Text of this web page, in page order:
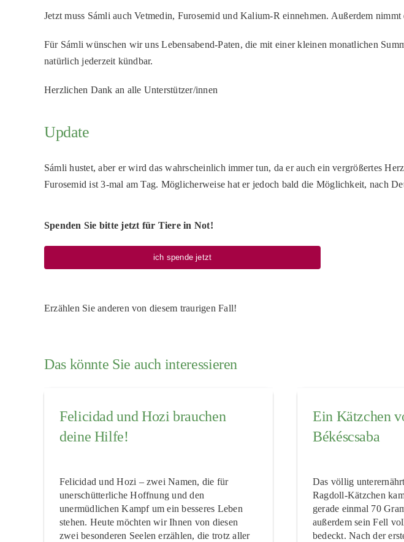
Jetzt muss Sámli auch Vetmedin, Furosemid und Kalium-R einnehmen. Außerdem
Für Sámli wünschen wir uns Lebensabend-Paten, die mit einer kleinen monatlichen
natürlich jederzeit kündbar.
Herzlichen Dank an alle Unterstützer/innen
Update
Sámli hustet, aber er wird das wahrscheinlich immer tun, da er auch ein vergrößertes
Furosemid ist 3-mal am Tag. Möglicherweise hat er jedoch bald die Möglichkeit, nach
Spenden Sie bitte jetzt für Tiere in Not!
ich spende jetzt
Erzählen Sie anderen von diesem traurigen Fall!
Das könnte Sie auch interessieren
Felicidad und Hozi brauchen
deine Hilfe!
Felicidad und Hozi – zwei Namen, die für
unerschütterliche Hoffnung und den
unermüdlichen Kampf um ein besseres Leben
stehen. Heute möchten wir Ihnen von diesen
zwei besonderen Seelen erzählen, die trotz aller
Ein Kätzchen
Békéscsaba
Das völlig
Ragdoll-Kätzchen
gerade einmal 70
außerdem sein Fell
bedeckt. Nach der